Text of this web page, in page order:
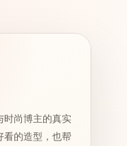
尚博主的真实
看的造型，也帮